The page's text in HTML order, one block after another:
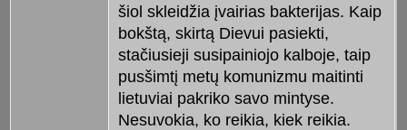
šiol skleidžia įvairias bakterijas. Kaip
bokštą, skirtą Dievui pasiekti,
stačiusieji susipainiojo kalboje, taip
pusšimtį metų komunizmu maitinti
lietuviai pakriko savo mintyse.
Nesuvokia, ko reikia, kiek reikia.